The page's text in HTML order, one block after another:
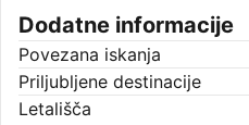
Dodatne informacije
Povezana iskanja
Priljubljene destinacije
Letališča